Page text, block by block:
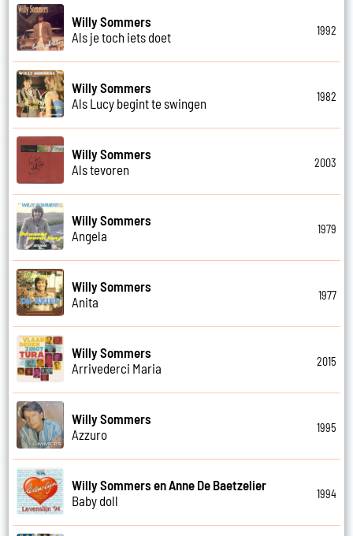
Willy Sommers
Als je toch iets doet
1992
Willy Sommers
Als Lucy begint te swingen
1982
Willy Sommers
Als tevoren
2003
Willy Sommers
Angela
1979
Willy Sommers
Anita
1977
Willy Sommers
Arrivederci Maria
2015
Willy Sommers
Azzuro
1995
Willy Sommers en Anne De Baetzelier
Baby doll
1994